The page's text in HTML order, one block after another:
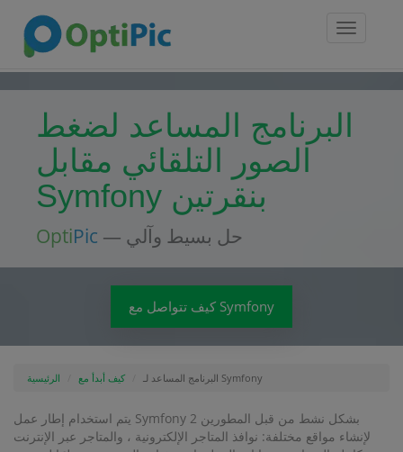
Toggle
البرنامج المساعد لضغط
الصور التلقائي مقابل
Symfony بنقرتين
OptiPic — حل بسيط وآلي
كيف تتواصل مع Symfony
الرئيسية كيف أبدأ مع البرنامج المساعد لـ Symfony
يتم استخدام إطار عمل Symfony 2 بشكل نشط من قبل المطورين
لإنشاء مواقع مختلفة: نوافذ المتاجر الإلكترونية ، والمتاجر عبر الإنترنت